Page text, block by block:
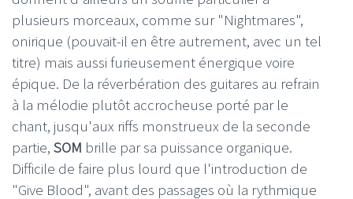
plusieurs morceaux, comme sur "Nightmares",
onirique (pouvait-il en être autrement, avec un tel
titre) mais aussi furieusement énergique voire
épique. De la réverbération des guitares au refrain
à la mélodie plutôt accrocheuse porté par le
chant, jusqu'aux riffs monstrueux de la seconde
partie, SOM brille par sa puissance organique.
Difficile de faire plus lourd que l'introduction de
"Give Blood", avant des passages où la rythmique